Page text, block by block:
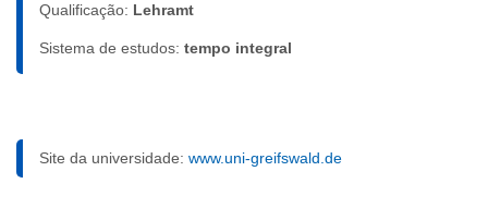
Qualificação: Lehramt
Sistema de estudos: tempo integral
Site da universidade: www.uni-greifswald.de